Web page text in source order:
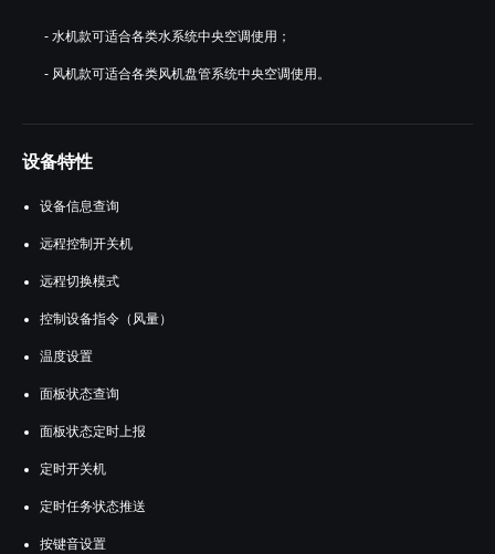
- 水机款可适合各类水系统中央空调使用；
- 风机款可适合各类风机盘管系统中央空调使用。
设备特性
设备信息查询
远程控制开关机
远程切换模式
控制设备指令（风量）
温度设置
面板状态查询
面板状态定时上报
定时开关机
定时任务状态推送
按键音设置